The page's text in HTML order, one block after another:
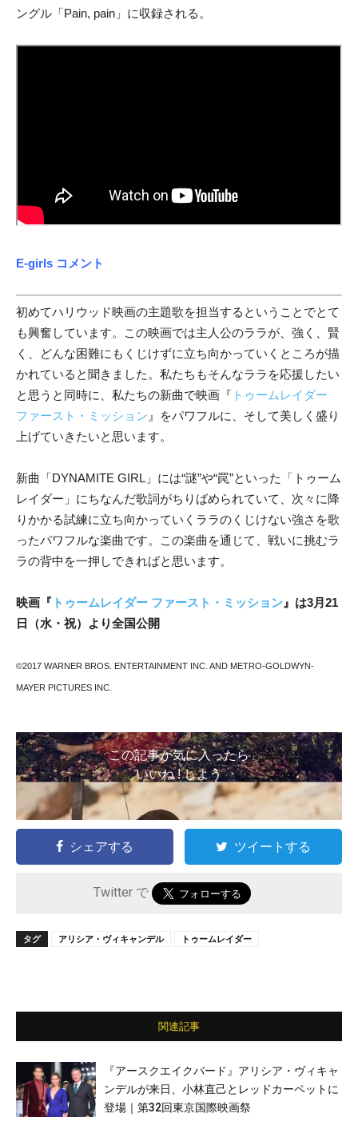
ングル「Pain, pain」に収録される。
E-girls コメント
初めてハリウッド映画の主題歌を担当するということでとて
も興奮しています。この映画では主人公のララが、強く、賢
く、どんな困難にもくじけずに立ち向かっていくところが描
かれていると聞きました。私たちもそんなララを応援したい
と思うと同時に、私たちの新曲で映画『 トゥームレイダー
ファースト・ミッション 』をパワフルに、そして美しく盛り
上げていきたいと思います。
新曲「DYNAMITE GIRL」には“謎”や“罠”といった「トゥーム
レイダー」にちなんだ歌詞がちりばめられていて、次々に降
りかかる試練に立ち向かっていくララのくじけない強さを歌
ったパワフルな楽曲です。この楽曲を通じて、戦いに挑むラ
ラの背中を一押しできればと思います。
映画『 トゥームレイダー ファースト・ミッション 』は3月21
日（水・祝）より全国公開
©2017 WARNER BROS. ENTERTAINMENT INC. AND METRO-GOLDWYN-
MAYER PICTURES INC.
この記事が気に入ったら
いいね ! しよう
シェアする ツイートする
Twitter で
タグ アリシア・ヴィキャンデル トゥームレイダー
関連記事
『アースクエイクバード』アリシア・ヴィキャ
ンデルが来日、小林直己とレッドカーペットに
登場｜第32回東京国際映画祭